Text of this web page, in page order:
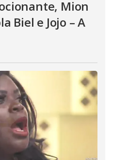
Mion
Biel e Jojo – A